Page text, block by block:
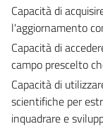
Capacità di
l'aggiornamento
Capacità di
campo prescelto
Capacità di
scientifiche per
inquadrare e